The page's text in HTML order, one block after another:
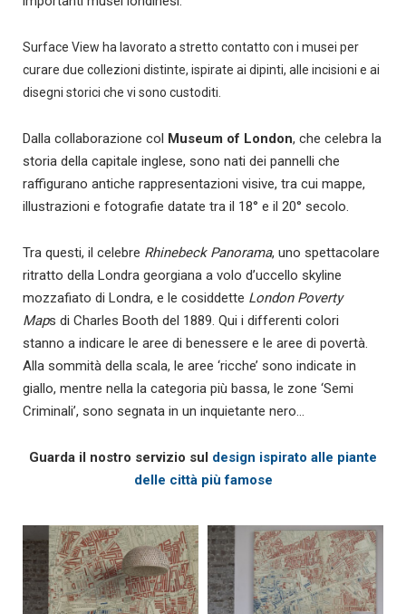
Surface View ha lavorato a stretto contatto con i musei per
curare due collezioni distinte, ispirate ai dipinti, alle incisioni e ai
disegni storici che vi sono custoditi.
Dalla collaborazione col Museum of London, che celebra la
storia della capitale inglese, sono nati dei pannelli che
raffigurano antiche rappresentazioni visive, tra cui mappe,
illustrazioni e fotografie datate tra il 18° e il 20° secolo.
Tra questi, il celebre Rhinebeck Panorama, uno spettacolare
ritratto della Londra georgiana a volo d’uccello skyline
mozzafiato di Londra, e le cosiddette London Poverty
Maps di Charles Booth del 1889. Qui i differenti colori
stanno a indicare le aree di benessere e le aree di povertà.
Alla sommità della scala, le aree ‘ricche’ sono indicate in
giallo, mentre nella la categoria più bassa, le zone ‘Semi
Criminali’, sono segnata in un inquietante nero…
Guarda il nostro servizio sul design ispirato alle piante
delle città più famose